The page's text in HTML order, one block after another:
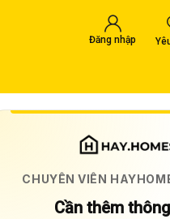
Đăng nhập
CHUYÊN VIÊN
Cần thêm